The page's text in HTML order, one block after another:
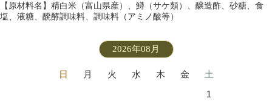
【原材料名】精白米（富山県産）、鱒（サケ類）、醸造酢、砂糖、食
塩、液糖、醗酵調味料、調味料（アミノ酸等）
2026年08月
日 月 火 水 木 金
土
1